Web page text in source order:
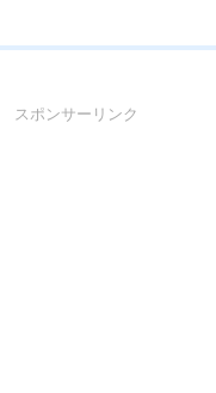
スポンサーリンク